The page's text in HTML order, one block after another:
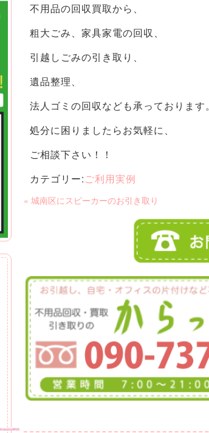
不用品の回収買取から、
粗大ごみ、家具家電の回収、
引越しごみの引き取り、
遺品整理、
法人ゴミの回収なども承っております。
処分に困りましたらお気軽に、
ご相談下さい！！
カテゴリー:ご利用実例
« 城南区にスピーカーのお引き取り